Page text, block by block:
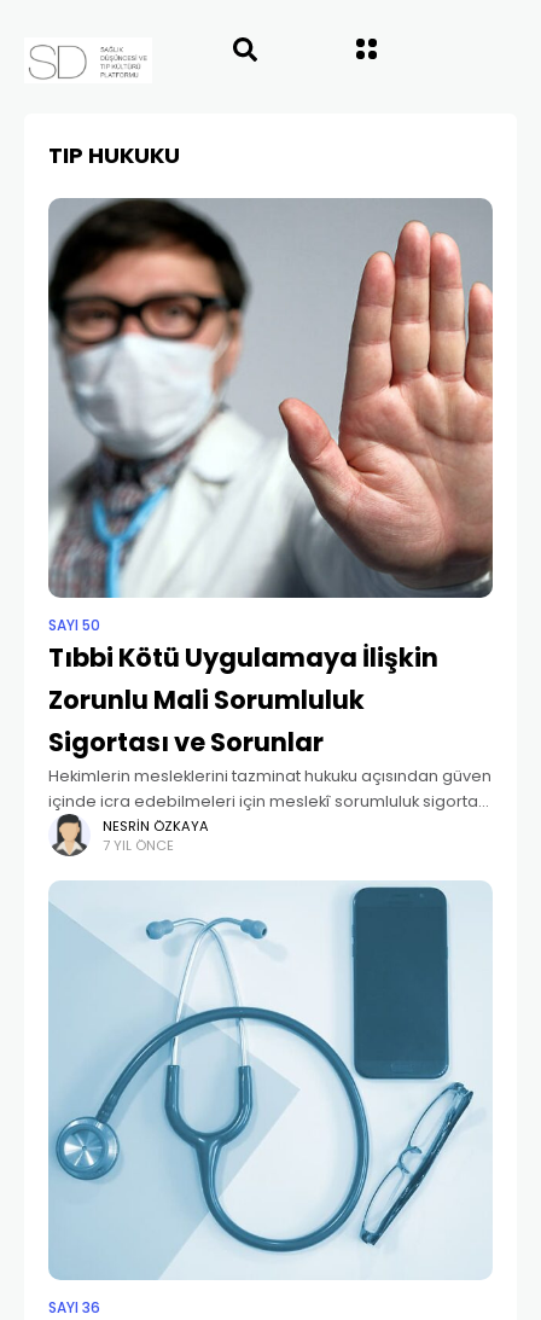
TIP HUKUKU
SAYI 50
Tıbbi Kötü Uygulamaya İlişkin
Zorunlu Mali Sorumluluk
Sigortası ve Sorunlar
Hekimlerin mesleklerini tazminat hukuku açısından güven
içinde icra edebilmeleri için meslekî sorumluluk sigortası
2009 yılında zorunlu hale getirilmiştir. Meslekî sorumluluk
sigortası sözleşmesi iki tarafa borç yükleyen bir
sözleşme olup, sigorta
NESRIN ÖZKAYA
7 YIL ÖNCE
SAYI 36